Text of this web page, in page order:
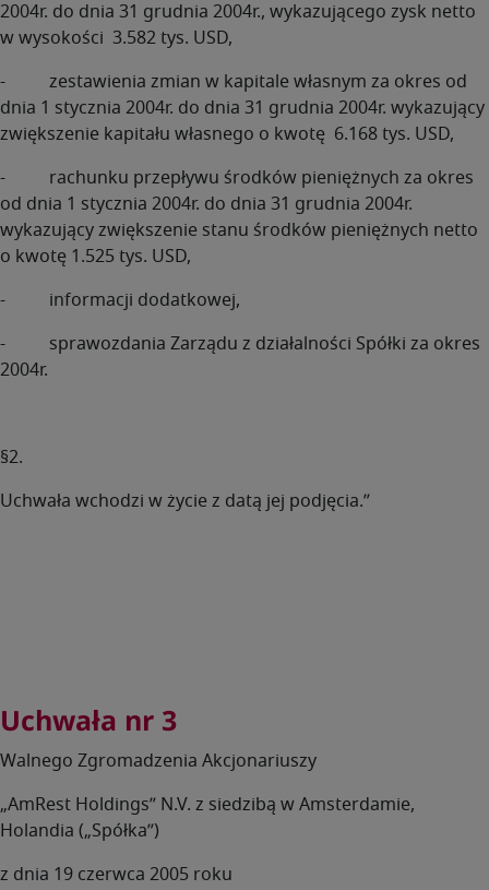
2004r. do dnia 31 grudnia 2004r., wykazującego zysk netto
w wysokości 3.582 tys. USD,
- zestawienia zmian w kapitale własnym za okres od
dnia 1 stycznia 2004r. do dnia 31 grudnia 2004r. wykazujący
zwiększenie kapitału własnego o kwotę 6.168 tys. USD,
- rachunku przepływu środków pieniężnych za okres
od dnia 1 stycznia 2004r. do dnia 31 grudnia 2004r.
wykazujący zwiększenie stanu środków pieniężnych netto
o kwotę 1.525 tys. USD,
- informacji dodatkowej,
- sprawozdania Zarządu z działalności Spółki za okres
2004r.
§2.
Uchwała wchodzi w życie z datą jej podjęcia.”
Uchwała nr 3
Walnego Zgromadzenia Akcjonariuszy
„AmRest Holdings” N.V. z siedzibą w Amsterdamie,
Holandia („Spółka”)
z dnia 19 czerwca 2005 roku